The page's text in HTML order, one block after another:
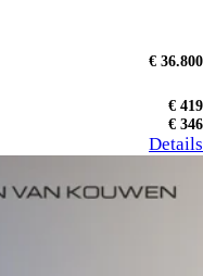
€ 36.800
€ 419
€ 346
Details